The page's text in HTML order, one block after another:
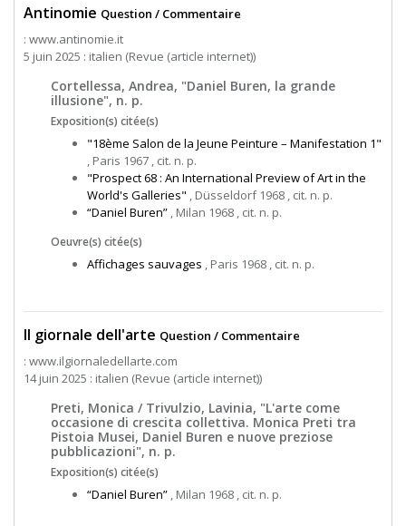
Antinomie Question / Commentaire
: www.antinomie.it
5 juin 2025 : italien (Revue (article internet))
Cortellessa, Andrea, "Daniel Buren, la grande
illusione", n. p.
Exposition(s) citée(s)
"18ème Salon de la Jeune Peinture – Manifestation 1"
, Paris 1967 , cit. n. p.
"Prospect 68 : An International Preview of Art in the
World's Galleries" , Düsseldorf 1968 , cit. n. p.
“Daniel Buren” , Milan 1968 , cit. n. p.
Oeuvre(s) citée(s)
Affichages sauvages , Paris 1968 , cit. n. p.
Il giornale dell'arte Question / Commentaire
: www.ilgiornaledellarte.com
14 juin 2025 : italien (Revue (article internet))
Preti, Monica / Trivulzio, Lavinia, "L'arte come
occasione di crescita collettiva. Monica Preti tra
Pistoia Musei, Daniel Buren e nuove preziose
pubblicazioni", n. p.
Exposition(s) citée(s)
“Daniel Buren” , Milan 1968 , cit. n. p.